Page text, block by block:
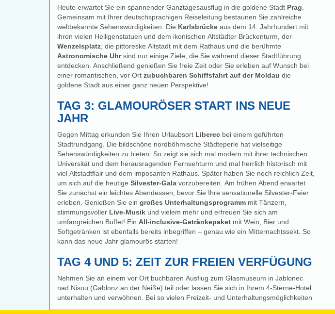
Heute erwartet Sie ein spannender Ganztagesausflug in die goldene Stadt Prag
Gemeinsam mit Ihrer deutschsprachigen Reiseleitung bestaunen Sie zahlreiche
weltbekannte Sehenswürdigkeiten. Die Karlsbrücke aus dem 14. Jahrhundert mit
ihren vielen Heiligenstatuen und dem ikonischen Altstädter Brückenturm, der
Wenzelsplatz , die pittoreske Altstadt mit dem Rathaus und die berühmte
Astronomische Uhrsind nur einige Ziele, die Sie während dieser Stadtführung
entdecken. Anschließend genießen Sie freie Zeit oder Sie erleben auf Wunsch bei
einer romantischen, vor Ort zubuchbaren Schiffsfahrt auf der Moldau die
goldene Stadt aus einer ganz neuen Perspektive!
TAG 3: GLAMOURÖSER START INS NEUE
JAHR
Gegen Mittag erkunden Sie Ihren Urlaubsort Liberec bei einem geführten
Stadtrundgang. Die bildschöne nordböhmische Städteperle hat vielseitige
Sehenswürdigkeiten zu bieten. So zeigt sie sich mal modern mit ihrer technischen
Universität und dem herausragenden Fernsehturm und mal herrlich historisch mit
viel Altstadtflair und dem imposanten Rathaus. Später haben Sie noch reichlich Zeit,
um sich auf die heutige Silvester-Gala vorzubereiten. Am frühen Abend erwartet
Sie zunächst ein leichtes Abendessen, bevor Sie Ihre sensationelle Silvester-Feier
erleben. Genießen Sie ein großes Unterhaltungsprogramm mit Tänzern,
stimmungsvoller Live-Musik und vielem mehr und erfreuen Sie sich am
umfangreichen Buffet! Ein All-inclusive-Getränkepaket mit Wein, Bier und
Softgetränken ist ebenfalls bereits inbegriffen – genau wie ein Mitternachtssekt. So
kann das neue Jahr glamourös starten!
TAG 4 UND 5: ZEIT ZUR FREIEN VERFÜGUNG
Nehmen Sie an einem vor Ort buchbaren Ausflug zum Glasmuseum in Jablonec
nad Nisou (Gablonz an der Neiße) teil oder lassen Sie sich in Ihrem 4-Sterne-Hotel
unterhalten und verwöhnen. Bei so vielen Freizeit- und Unterhaltungsmöglichkeiten